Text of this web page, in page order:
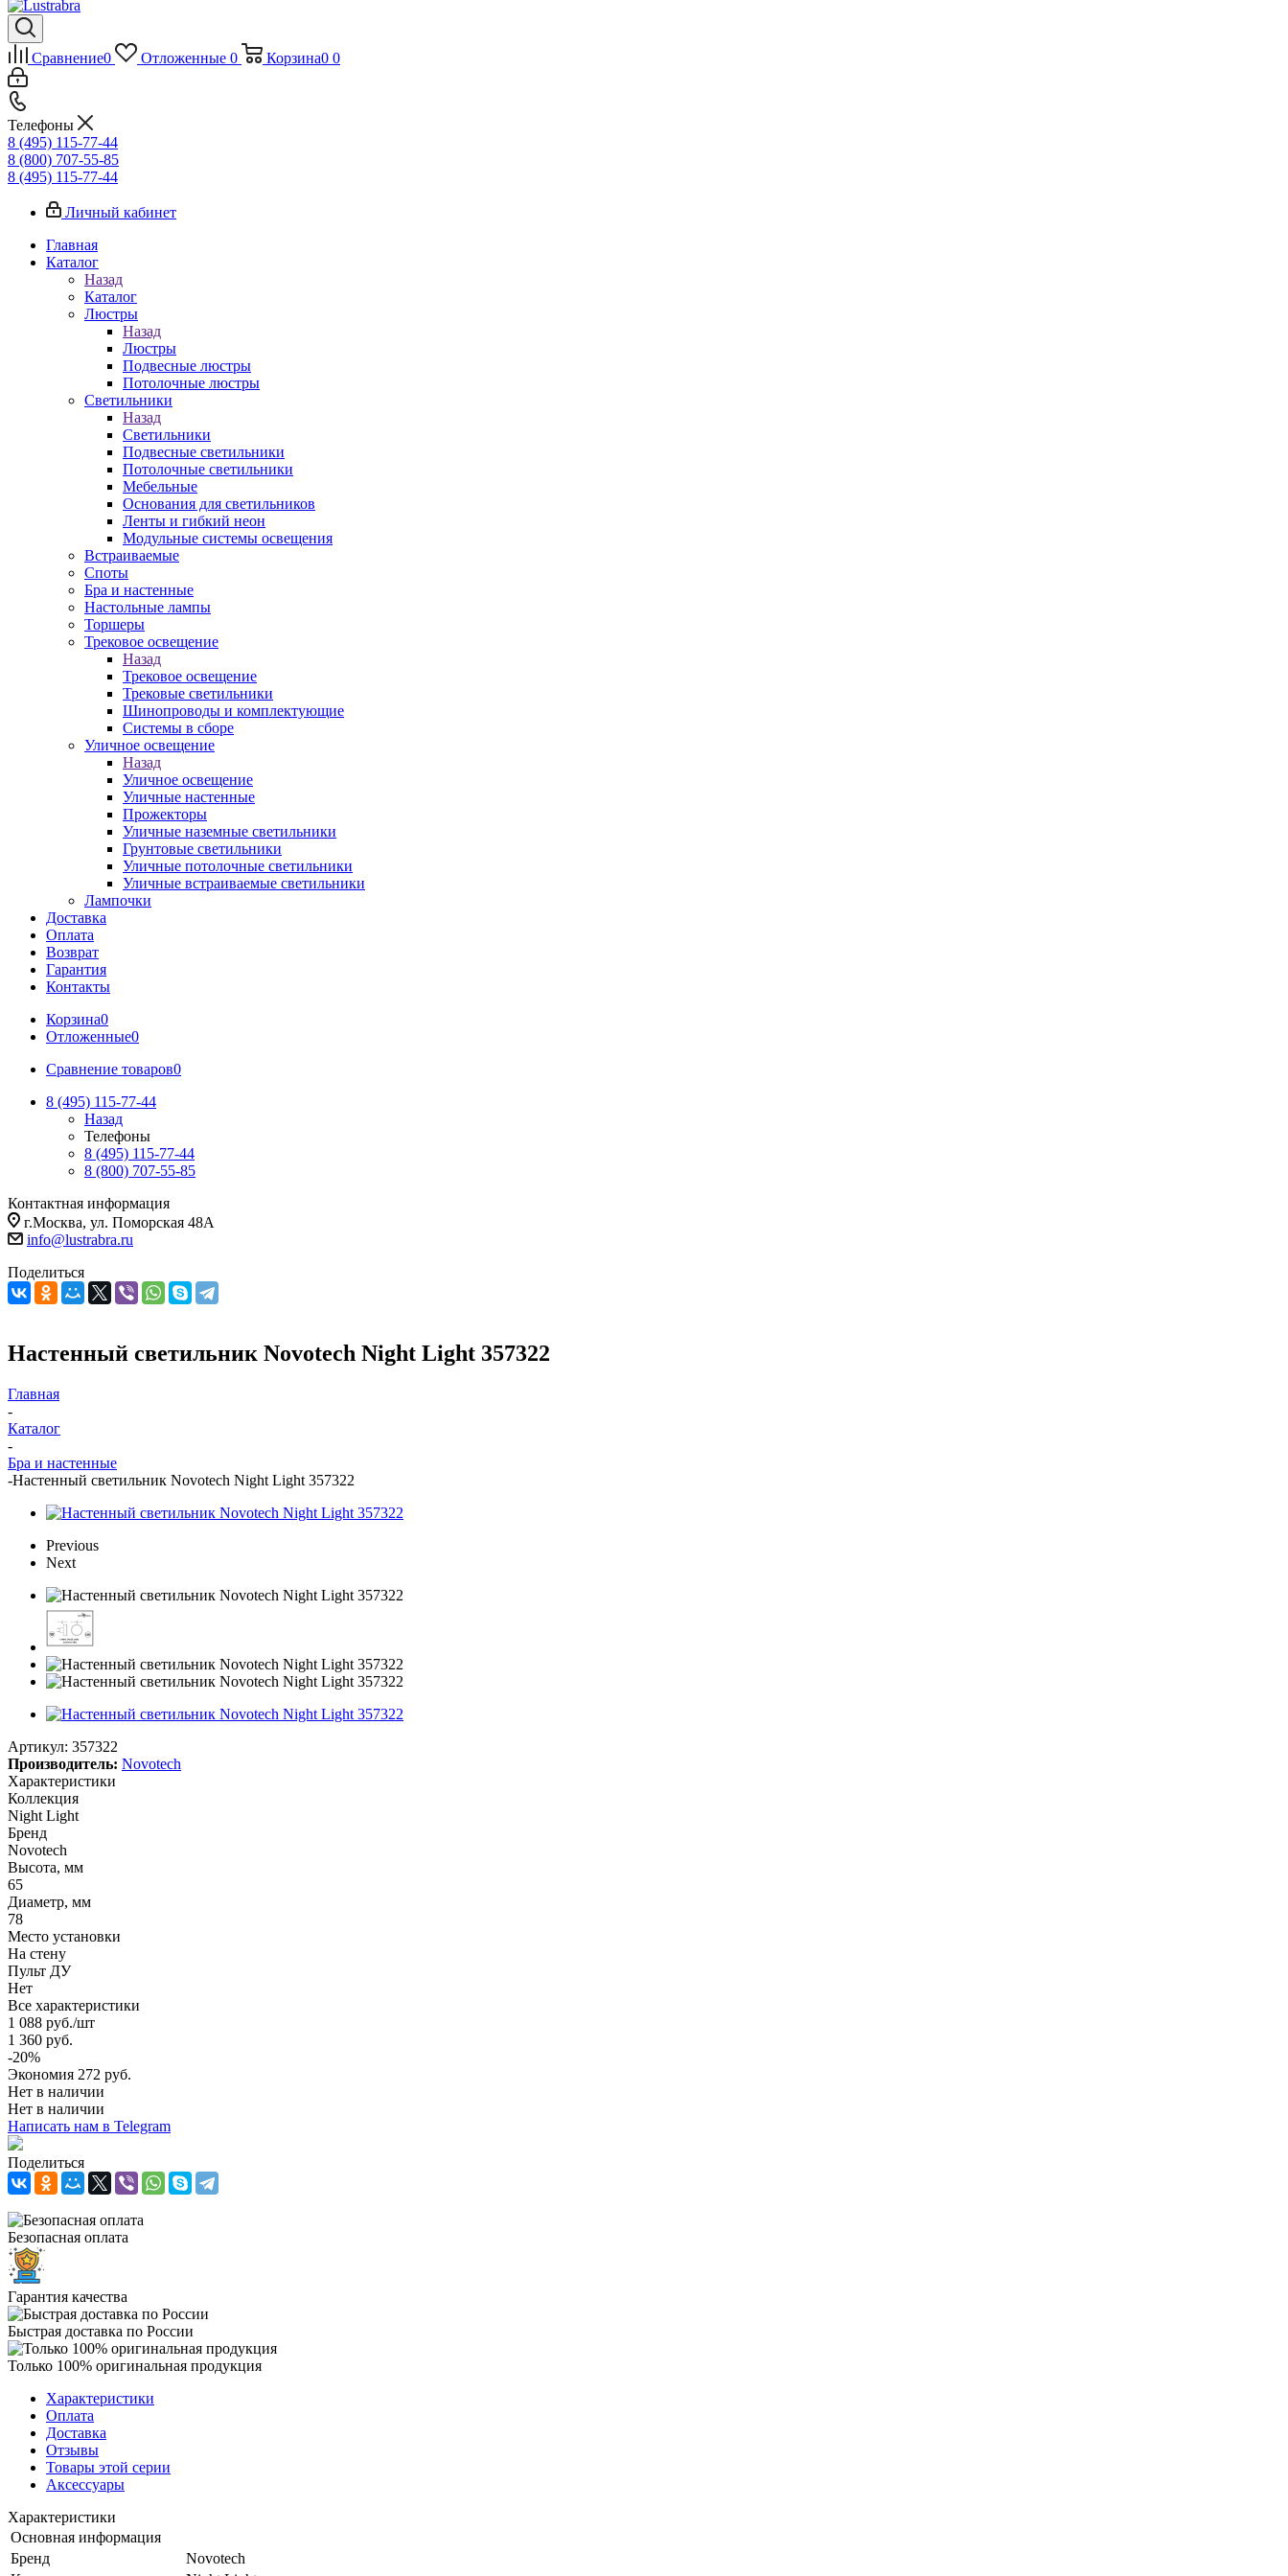
Сравнение0 Отложенные 0 Корзина0 0
Телефоны
8 (495) 115-77-44
8 (800) 707-55-85
8 (495) 115-77-44
Личный кабинет
Главная
Каталог
Назад
Каталог
Люстры
Назад
Люстры
Подвесные люстры
Потолочные люстры
Светильники
Назад
Светильники
Подвесные светильники
Потолочные светильники
Мебельные
Основания для светильников
Ленты и гибкий неон
Модульные системы освещения
Встраиваемые
Споты
Бра и настенные
Настольные лампы
Торшеры
Трековое освещение
Назад
Трековое освещение
Трековые светильники
Шинопроводы и комплектующие
Системы в сборе
Уличное освещение
Назад
Уличное освещение
Уличные настенные
Прожекторы
Уличные наземные светильники
Грунтовые светильники
Уличные потолочные светильники
Уличные встраиваемые светильники
Лампочки
Доставка
Оплата
Возврат
Гарантия
Контакты
Корзина0
Отложенные0
Сравнение товаров0
8 (495) 115-77-44
Назад
Телефоны
8 (495) 115-77-44
8 (800) 707-55-85
Контактная информация
г.Москва, ул. Поморская 48А
info@lustrabra.ru
Поделиться
Настенный светильник Novotech Night Light 357322
Главная
-
Каталог
-
Бра и настенные
-Настенный светильник Novotech Night Light 357322
Previous
Next
Артикул: 357322
Производитель: Novotech
Характеристики
Коллекция
Night Light
Бренд
Novotech
Высота, мм
65
Диаметр, мм
78
Место установки
На стену
Пульт ДУ
Нет
Все характеристики
1 088 руб./шт
1 360 руб.
-20%
Экономия 272 руб.
Нет в наличии
Нет в наличии
Написать нам в Telegram
Поделиться
Безопасная оплата
Гарантия качества
Быстрая доставка по России
Только 100% оригинальная продукция
Характеристики
Оплата
Доставка
Отзывы
Товары этой серии
Аксессуары
Характеристики
Основная информация
Бренд
Novotech